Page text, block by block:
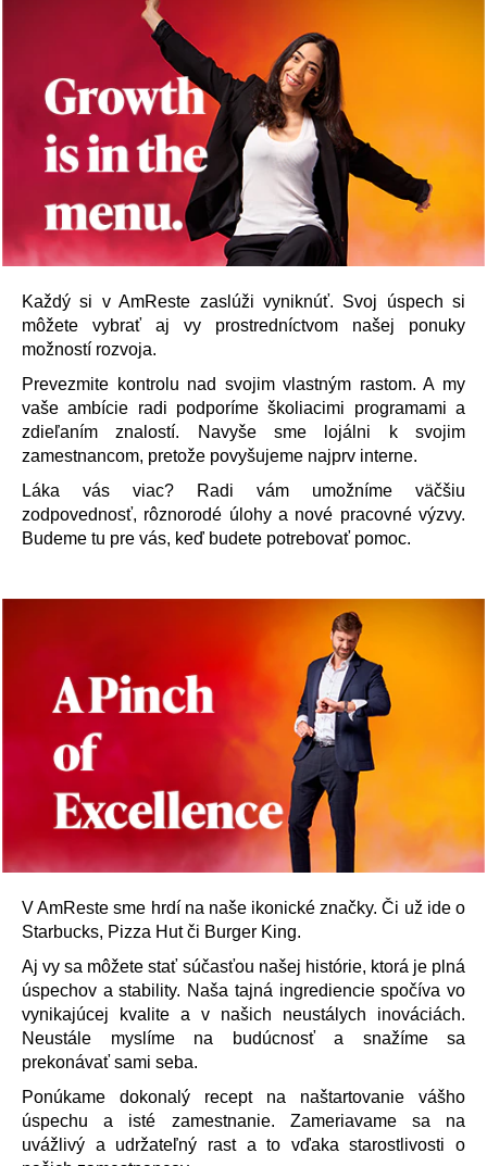
Každý si v AmReste zaslúži vyniknúť. Svoj úspech si
môžete vybrať aj vy prostredníctvom našej ponuky
možností rozvoja.
Prevezmite kontrolu nad svojim vlastným rastom. A my
vaše ambície radi podporíme školiacimi programami a
zdieľaním znalostí. Navyše sme lojálni k svojim
zamestnancom, pretože povyšujeme najprv interne.
Láka vás viac? Radi vám umožníme väčšiu
zodpovednosť, rôznorodé úlohy a nové pracovné výzvy.
Budeme tu pre vás, keď budete potrebovať pomoc.
V AmReste sme hrdí na naše ikonické značky. Či už ide o
Starbucks, Pizza Hut či Burger King.
Aj vy sa môžete stať súčasťou našej histórie, ktorá je plná
úspechov a stability. Naša tajná ingrediencie spočíva vo
vynikajúcej kvalite a v našich neustálych inováciách.
Neustále myslíme na budúcnosť a snažíme sa
prekonávať sami seba.
Ponúkame dokonalý recept na naštartovanie vášho
úspechu a isté zamestnanie. Zameriavame sa na
uvážlivý a udržateľný rast a to vďaka starostlivosti o